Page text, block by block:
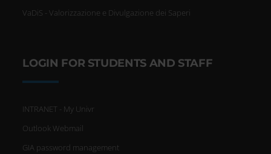
VaDiS - Valorizzazione e Divulgazione dei Saperi
LOGIN FOR STUDENTS AND STAFF
INTRANET - My Univr
Outlook Webmail
GIA password management